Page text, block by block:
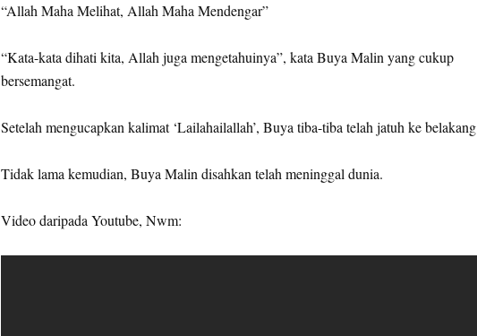
“Allah Maha Melihat, Allah Maha Mendengar”
“Kata-kata dihati kita, Allah juga mengetahuinya”, kata Buya Malin yang cukup
bersemangat.
Setelah mengucapkan kalimat ‘Lailahailallah’, Buya tiba-tiba telah jatuh ke belakang
Tidak lama kemudian, Buya Malin disahkan telah meninggal dunia.
Video daripada Youtube, Nwm: